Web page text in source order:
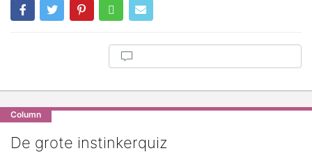
Column
De grote instinkerquiz